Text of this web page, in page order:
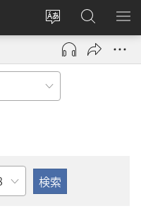
サ
イ
ト
の
言
え
る
ロ
グ
ン
し
で
開
JW.ORG
の
検
メ
を